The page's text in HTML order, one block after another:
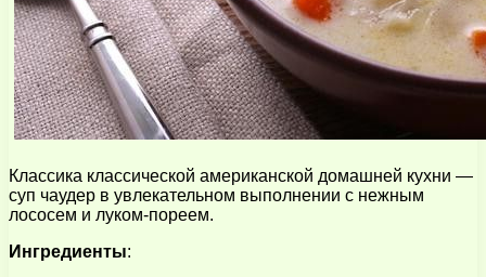
Классика классической американской домашней кухни —
суп чаудер в увлекательном выполнении с нежным
лососем и луком-пореем.
Ингредиенты: